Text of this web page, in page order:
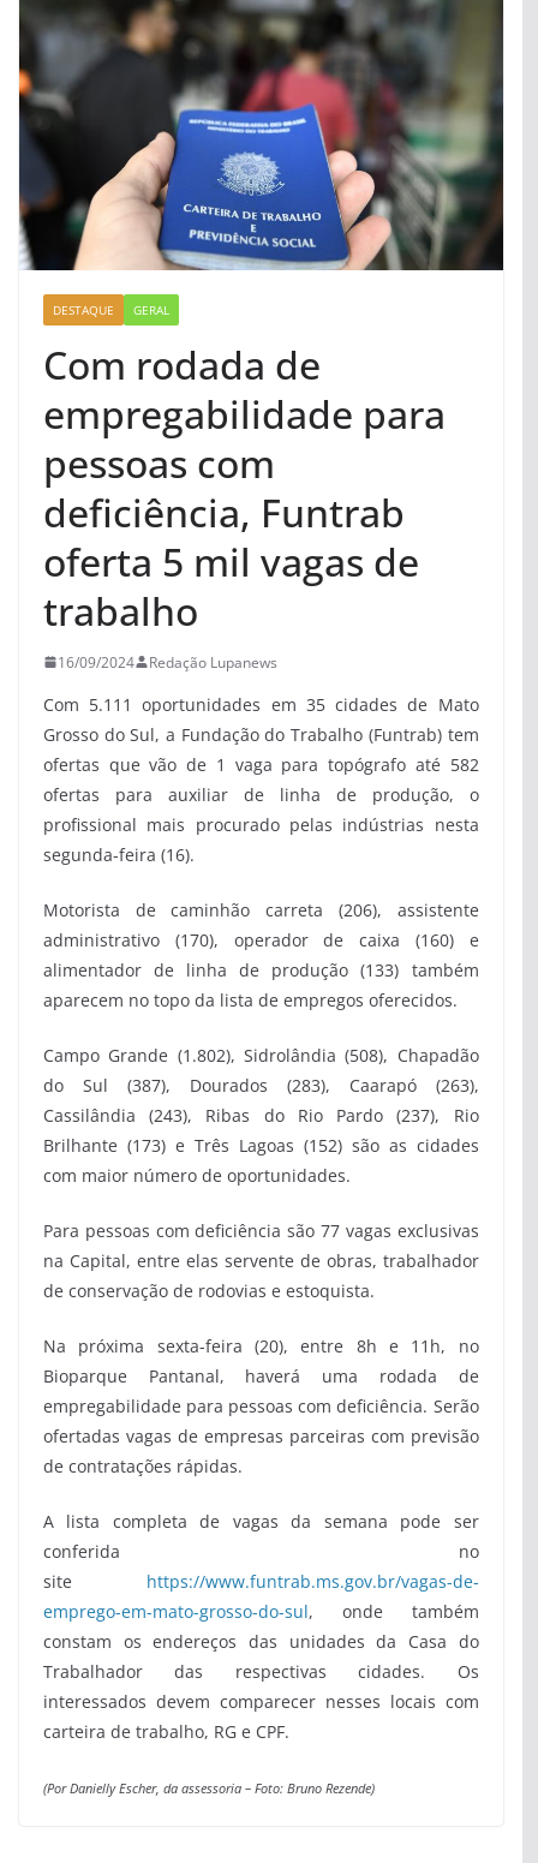
DESTAQUE GERAL
Com rodada de
empregabilidade para
pessoas com
deficiência, Funtrab
oferta 5 mil vagas de
trabalho
16/09/2024 Redação Lupanews
Com 5.111 oportunidades em 35 cidades de Mato
Grosso do Sul, a Fundação do Trabalho (Funtrab) tem
ofertas que vão de 1 vaga para topógrafo até 582
ofertas para auxiliar de linha de produção, o
profissional mais procurado pelas indústrias nesta
segunda-feira (16).
Motorista de caminhão carreta (206), assistente
administrativo (170), operador de caixa (160) e
alimentador de linha de produção (133) também
aparecem no topo da lista de empregos oferecidos.
Campo Grande (1.802), Sidrolândia (508), Chapadão
do Sul (387), Dourados (283), Caarapó (263),
Cassilândia (243), Ribas do Rio Pardo (237), Rio
Brilhante (173) e Três Lagoas (152) são as cidades
com maior número de oportunidades.
Para pessoas com deficiência são 77 vagas exclusivas
na Capital, entre elas servente de obras, trabalhador
de conservação de rodovias e estoquista.
Na próxima sexta-feira (20), entre 8h e 11h, no
Bioparque Pantanal, haverá uma rodada de
empregabilidade para pessoas com deficiência. Serão
ofertadas vagas de empresas parceiras com previsão
de contratações rápidas.
A lista completa de vagas da semana pode ser
conferida no
site https://www.funtrab.ms.gov.br/vagas-de-
emprego-em-mato-grosso-do-sul, onde também
constam os endereços das unidades da Casa do
Trabalhador das respectivas cidades. Os
interessados devem comparecer nesses locais com
carteira de trabalho, RG e CPF.
(Por Danielly Escher, da assessoria – Foto: Bruno Rezende)